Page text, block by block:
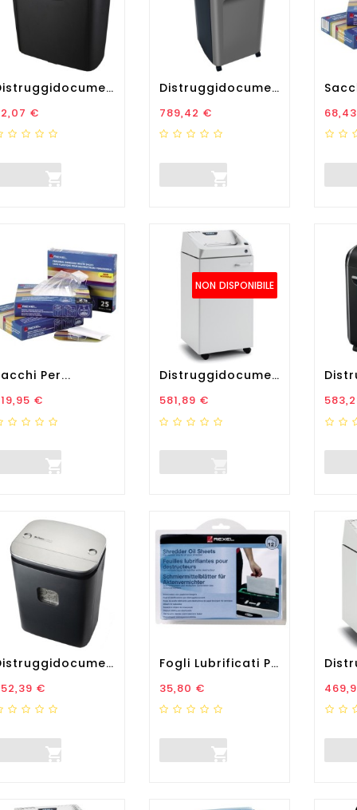
Distruggidocumenti 601S -...
€

Distruggidocumenti Delta...
Prezzo
789,42 €

Per...
€

NON DISPONIBILE
Distruggidocumenti 260.1 S4...
Prezzo
581,89 €
Distruggidocumenti 516XCD -...
€

Fogli Lubrificati Per...
Prezzo
35,80 €
